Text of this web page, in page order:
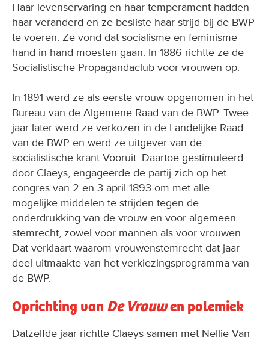
Haar levenservaring en haar temperament hadden
haar veranderd en ze besliste haar strijd bij de BWP
te voeren. Ze vond dat socialisme en feminisme
hand in hand moesten gaan. In 1886 richtte ze de
Socialistische Propagandaclub voor vrouwen op.
In 1891 werd ze als eerste vrouw opgenomen in het
Bureau van de Algemene Raad van de BWP. Twee
jaar later werd ze verkozen in de Landelijke Raad
van de BWP en werd ze uitgever van de
socialistische krant Vooruit. Daartoe gestimuleerd
door Claeys, engageerde de partij zich op het
congres van 2 en 3 april 1893 om met alle
mogelijke middelen te strijden tegen de
onderdrukking van de vrouw en voor algemeen
stemrecht, zowel voor mannen als voor vrouwen.
Dat verklaart waarom vrouwenstemrecht dat jaar
deel uitmaakte van het verkiezingsprogramma van
de BWP.
Oprichting van De Vrouwen polemiek
Datzelfde jaar richtte Claeys samen met Nellie Van